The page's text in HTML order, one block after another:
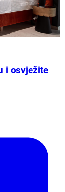
i osvježite